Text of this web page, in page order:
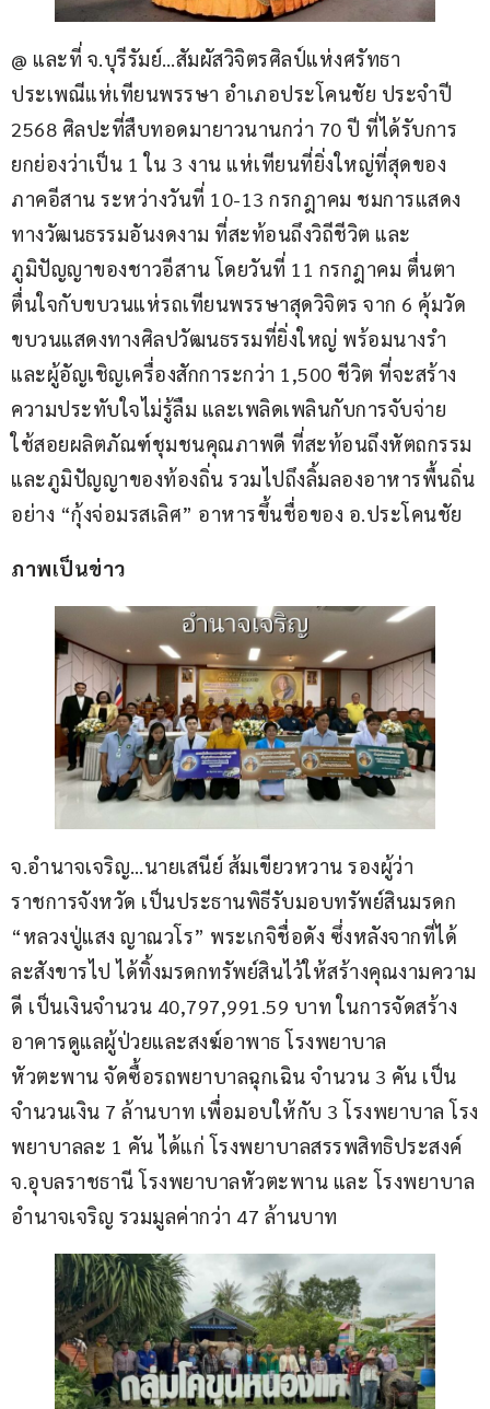
@ และที่ จ.บุรีรัมย์…สัมผัสวิจิตรศิลป์แห่งศรัทธา
ประเพณีแห่เทียนพรรษา อำเภอประโคนชัย ประจำปี
2568 ศิลปะที่สืบทอดมายาวนานกว่า 70 ปี ที่ได้รับการ
ยกย่องว่าเป็น 1 ใน 3 งาน แห่เทียนที่ยิ่งใหญ่ที่สุดของ
ภาคอีสาน ระหว่างวันที่ 10-13 กรกฎาคม ชมการแสดง
ทางวัฒนธรรมอันงดงาม ที่สะท้อนถึงวิถีชีวิต และ
ภูมิปัญญาของชาวอีสาน โดยวันที่ 11 กรกฎาคม ตื่นตา
ตื่นใจกับขบวนแห่รถเทียนพรรษาสุดวิจิตร จาก 6 คุ้มวัด
ขบวนแสดงทางศิลปวัฒนธรรมที่ยิ่งใหญ่ พร้อมนางรำ
และผู้อัญเชิญเครื่องสักการะกว่า 1,500 ชีวิต ที่จะสร้าง
ความประทับใจไม่รู้ลืม และเพลิดเพลินกับการจับจ่าย
ใช้สอยผลิตภัณฑ์ชุมชนคุณภาพดี ที่สะท้อนถึงหัตถกรรม
และภูมิปัญญาของท้องถิ่น รวมไปถึงลิ้มลองอาหารพื้นถิ่น
อย่าง “กุ้งจ่อมรสเลิศ” อาหารขึ้นชื่อของ อ.ประโคนชัย
ภาพเป็นข่าว
จ.อำนาจเจริญ…นายเสนีย์ ส้มเขียวหวาน รองผู้ว่า
ราชการจังหวัด เป็นประธานพิธีรับมอบทรัพย์สินมรดก
“หลวงปู่แสง ญาณวโร” พระเกจิชื่อดัง ซึ่งหลังจากที่ได้
ละสังขารไป ได้ทิ้งมรดกทรัพย์สินไว้ให้สร้างคุณงามความ
ดี เป็นเงินจำนวน 40,797,991.59 บาท ในการจัดสร้าง
อาคารดูแลผู้ป่วยและสงฆ์อาพาธ โรงพยาบาล
หัวตะพาน จัดซื้อรถพยาบาลฉุกเฉิน จำนวน 3 คัน เป็น
จำนวนเงิน 7 ล้านบาท เพื่อมอบให้กับ 3 โรงพยาบาล โรง
พยาบาลละ 1 คัน ได้แก่ โรงพยาบาลสรรพสิทธิประสงค์
จ.อุบลราชธานี โรงพยาบาลหัวตะพาน และ โรงพยาบาล
อำนาจเจริญ รวมมูลค่ากว่า 47 ล้านบาท